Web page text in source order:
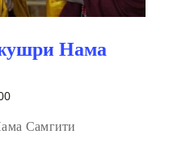
Нама
Самгити